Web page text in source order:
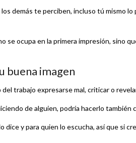
demás te perciben, incluso tú mismo
se ocupa en la primera impresión, sino
buena imagen
trabajo expresarse mal, criticar o
de alguien, podría hacerlo también
dice y para quien lo escucha, así que si